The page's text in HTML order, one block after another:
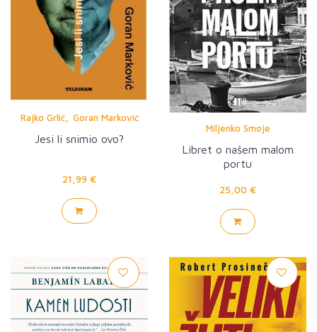
Rajko Grlić, Goran Marković
Jesi li snimio ovo?
21,99 €
Miljenko Smoje
Libret o našem malom
portu
25,00 €